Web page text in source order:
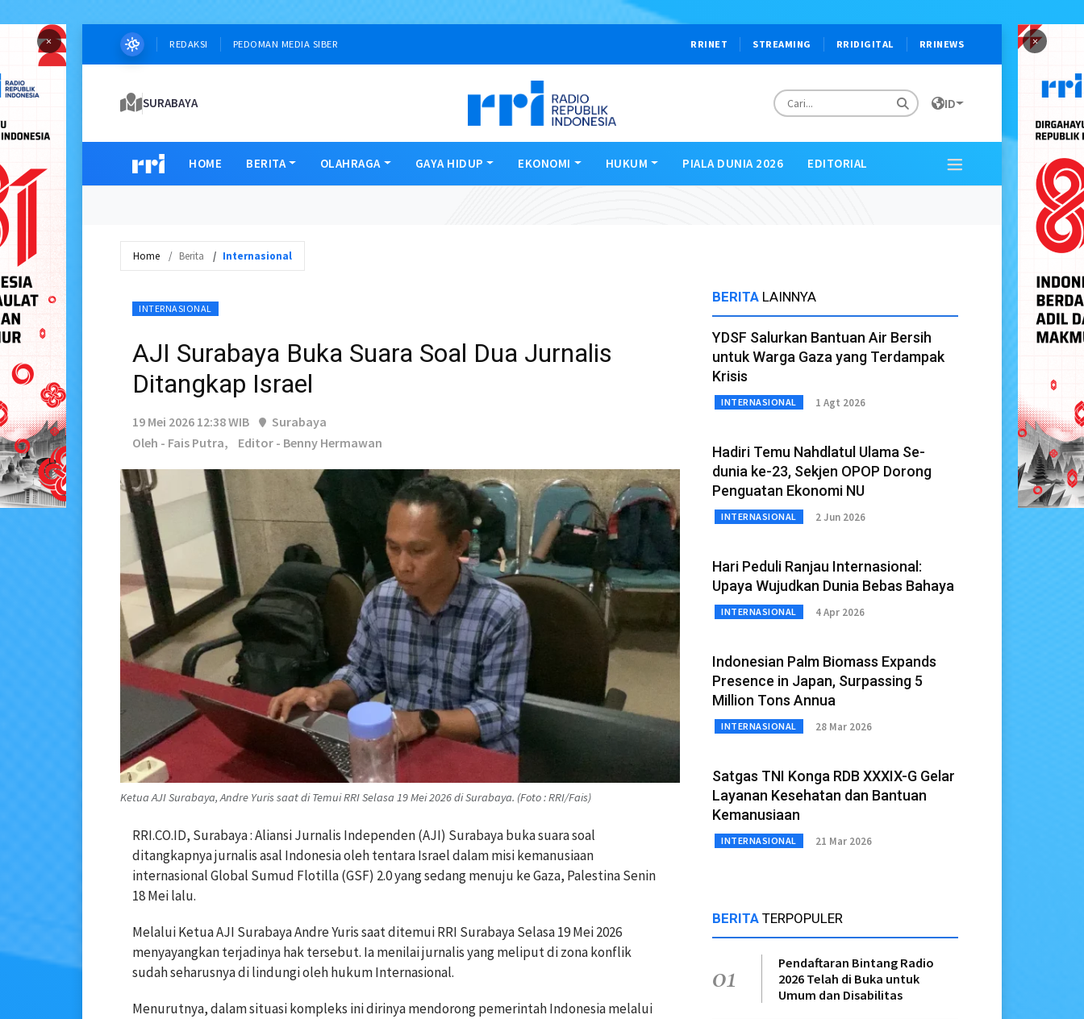
× ×
REDAKSI PEDOMAN MEDIA SIBER RRINET STREAMING RRIDIGITAL RRINEWS
SURABAYA ID
HOME BERITA OLAHRAGA GAYA HIDUP EKONOMI HUKUM PIALA DUNIA 2026 EDITORIAL
Home Berita Internasional
INTERNASIONAL
AJI Surabaya Buka Suara Soal Dua Jurnalis
Ditangkap Israel
19 Mei 2026 12:38 WIB
Surabaya
Oleh - Fais Putra,
Editor - Benny Hermawan
Ketua AJI Surabaya, Andre Yuris saat di Temui RRI Selasa 19 Mei 2026 di Surabaya. (Foto : RRI/Fais)
RRI.CO.ID, Surabaya : Aliansi Jurnalis Independen (AJI) Surabaya buka suara soal
ditangkapnya jurnalis asal Indonesia oleh tentara Israel dalam misi kemanusiaan
internasional Global Sumud Flotilla (GSF) 2.0 yang sedang menuju ke Gaza, Palestina Senin
18 Mei lalu.
Melalui Ketua AJI Surabaya Andre Yuris saat ditemui RRI Surabaya Selasa 19 Mei 2026
menyayangkan terjadinya hak tersebut. Ia menilai jurnalis yang meliput di zona konflik
sudah seharusnya di lindungi oleh hukum Internasional.
Menurutnya, dalam situasi kompleks ini dirinya mendorong pemerintah Indonesia melalui
BERITA LAINNYA
YDSF Salurkan Bantuan Air Bersih
untuk Warga Gaza yang Terdampak
Krisis
INTERNASIONAL 1 Agt 2026
Hadiri Temu Nahdlatul Ulama Se-
dunia ke-23, Sekjen OPOP Dorong
Penguatan Ekonomi NU
INTERNASIONAL 2 Jun 2026
Hari Peduli Ranjau Internasional:
Upaya Wujudkan Dunia Bebas Bahaya
INTERNASIONAL 4 Apr 2026
Indonesian Palm Biomass Expands
Presence in Japan, Surpassing 5
Million Tons Annua
INTERNASIONAL 28 Mar 2026
Satgas TNI Konga RDB XXXIX-G Gelar
Layanan Kesehatan dan Bantuan
Kemanusiaan
INTERNASIONAL 21 Mar 2026
BERITA TERPOPULER
01
Pendaftaran Bintang Radio
2026 Telah di Buka untuk
Umum dan Disabilitas